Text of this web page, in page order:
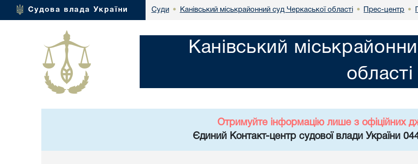
Судова влада України Суди • Канівський міськрайонний суд Черкаської області • Прес-центр •
Канівський
області
Отримуйте інформацію лише з офіційних
Єдиний Контакт-центр судової влади України